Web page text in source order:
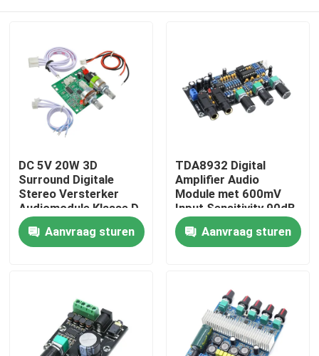
Thuis
Producten
Fabriekstour
Kwaliteitscontrole
DC 5V 20W 3D
Surround Digitale
Stereo Versterker
Audiomodule Klasse D
Versterker Board
Aanvraag sturen
TDA8932 Digital
Amplifier Audio
Module met 600mV
Input Sensitivity 90dB
SNR en 3W Output
PowerAanvraag sturen